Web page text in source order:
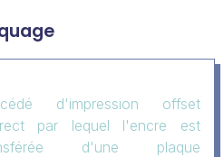
d'impression offset
par lequel l'encre est
d'une plaque